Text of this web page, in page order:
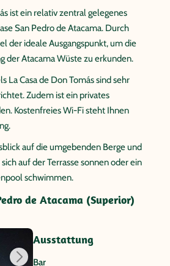
ist ein relativ zentral gelegenes
San Pedro de Atacama. Durch
der ideale Ausgangspunkt, um die
der Atacama Wüste zu erkunden.
La Casa de Don Tomás sind sehr
Zudem ist ein privates
Kostenfreies Wi-Fi steht Ihnen
auf die umgebenden Berge und
auf der Terrasse sonnen oder ein
schwimmen.
de Atacama (Superior)
Ausstattung
Bar